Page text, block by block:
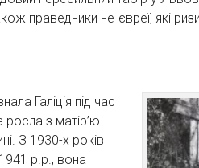
праведники не-євреї, які
Галіція під час
росла з матір’ю
З 1930-х років
р.р., вона